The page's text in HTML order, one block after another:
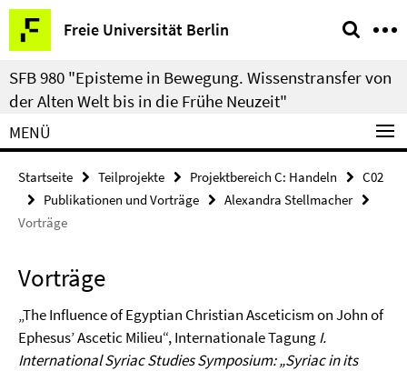
Springe
direkt
zu
Inhalt
Freie Universität Berlin
Service-
Navigation
SFB 980 "Episteme in Bewegung. Wissenstransfer von
der Alten Welt bis in die Frühe Neuzeit"
MENÜ
Startseite Teilprojekte Projektbereich C: Handeln
C02
Publikationen und Vorträge
Alexandra Stellmacher
Vorträge
Vorträge
„The Influence of Egyptian Christian Asceticism on John of
Ephesus’ Ascetic Milieu“, Internationale TagungI.
International Syriac Studies Symposium: „Syriac in its